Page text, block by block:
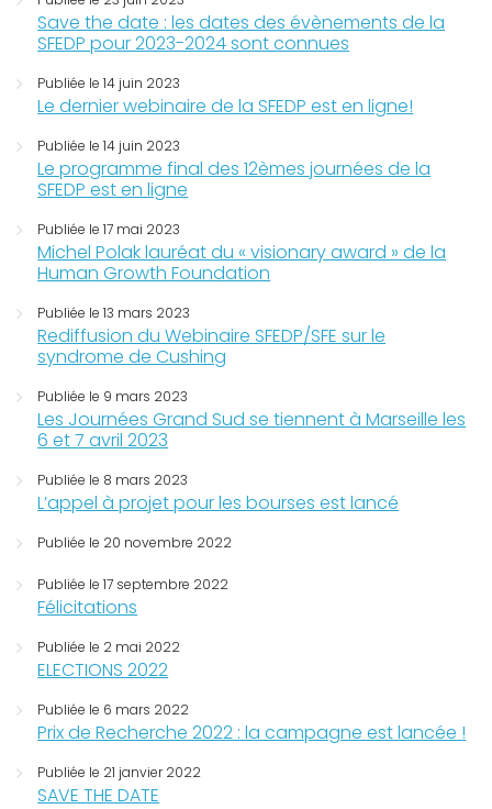
Save the date : les dates des évènements de la
SFEDP pour 2023-2024 sont connues
Publiée le 14 juin 2023
Le dernier webinaire de la SFEDP est en ligne!
Publiée le 14 juin 2023
Le programme final des 12èmes journées de la
SFEDP est en ligne
Publiée le 17 mai 2023
Michel Polak lauréat du « visionary award » de la
Human Growth Foundation
Publiée le 13 mars 2023
Rediffusion du Webinaire SFEDP/SFE sur le
syndrome de Cushing
Publiée le 9 mars 2023
Les Journées Grand Sud se tiennent à Marseille les
6 et 7 avril 2023
Publiée le 8 mars 2023
L’appel à projet pour les bourses est lancé
Publiée le 20 novembre 2022
Publiée le 17 septembre 2022
Félicitations
Publiée le 2 mai 2022
ELECTIONS 2022
Publiée le 6 mars 2022
Prix de Recherche 2022 : la campagne est lancée !
Publiée le 21 janvier 2022
SAVE THE DATE